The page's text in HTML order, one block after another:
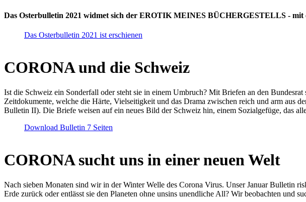
Das Osterbulletin 2021 widmet sich der EROTIK MEINES BÜCHERGESTELLS - mit
Das Osterbulletin 2021 ist erschienen
CORONA und die Schweiz
Ist die Schweiz ein Sonderfall oder steht sie in einem Umbruch? Mit Briefen an den
Zeitdokumente, welche die Härte, Vielseitigkeit und das Drama zwischen reich und arm aus
Bulletin II). Die Briefe weisen auf ein neues Bild der Schweiz hin, einem Sozialgefüge, das
Download Bulletin 7 Seiten
CORONA sucht uns in einer neuen Welt
Nach sieben Monaten sind wir in der Winter Welle des Corona Virus. Unser Januar Bulletin
Erde zurück oder entlässt sie den Planeten ohne unsins unendliche All? Wir beobachten und